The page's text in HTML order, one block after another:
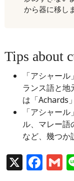
から器に移し
Tips about
「アシャー
ランス語と地
は「Achards」
「アシャー
ル、マレー語
など、幾つか
X